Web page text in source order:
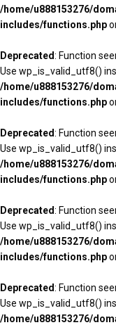
/home/u888153276/
includes/functions.php
Deprecated: Function
Use wp_is_valid_utf8()
/home/u888153276/
includes/functions.php
Deprecated: Function
Use wp_is_valid_utf8()
/home/u888153276/
includes/functions.php
Deprecated: Function
Use wp_is_valid_utf8()
/home/u888153276/
includes/functions.php
Deprecated: Function
Use wp_is_valid_utf8()
/home/u888153276/